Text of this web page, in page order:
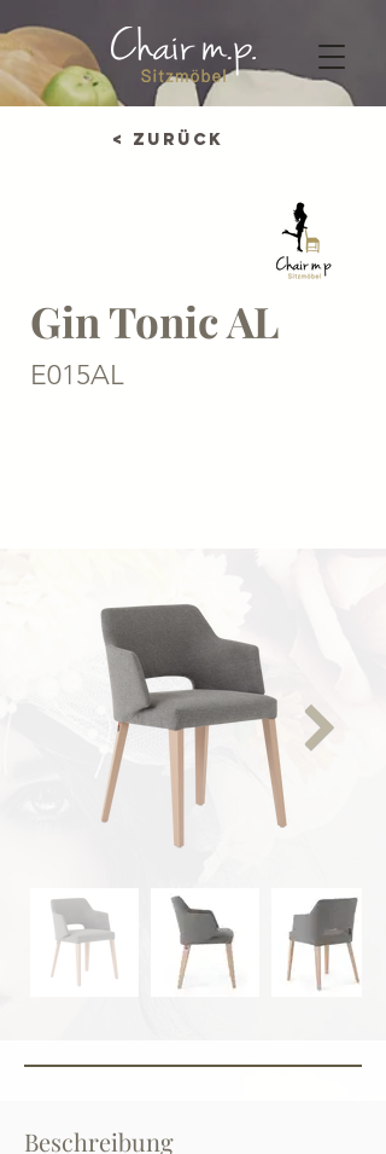
< Zurück
Gin Tonic AL
E015AL
Beschreibung